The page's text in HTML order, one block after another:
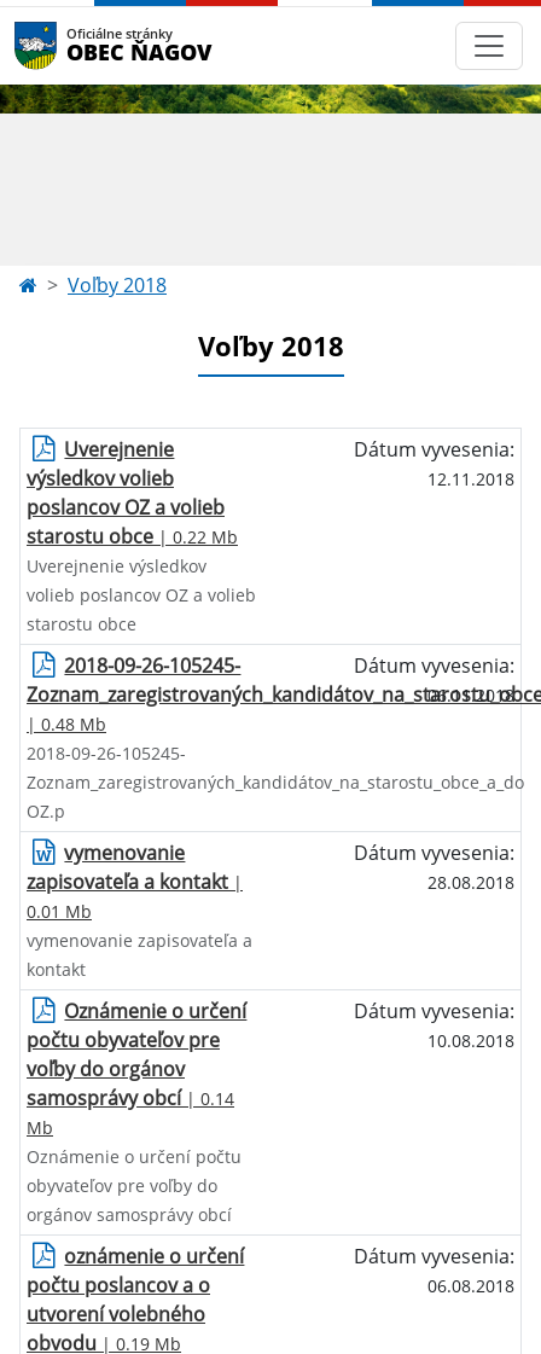
Oficiálne stránky
OBEC ŇAGOV
Voľby 2018
Voľby 2018
Uverejnenie
výsledkov volieb
poslancov OZ a volieb
starostu obce | 0.22 Mb
Dátum vyvesenia:
12.11.2018
Uverejnenie výsledkov
volieb poslancov OZ a volieb
starostu obce
2018-09-26-105245-
| 0.48 Mb
Dátum vyvesenia:
06.11.2018
2018-09-26-105245-
Zoznam_zaregistrovaných_kandidátov_na_starostu_obce_a_do
OZ.p
vymenovanie
zapisovateľa a kontakt |
0.01 Mb
Dátum vyvesenia:
28.08.2018
vymenovanie zapisovateľa a
kontakt
Oznámenie o určení
počtu obyvateľov pre
voľby do orgánov
samosprávy obcí| 0.14
Mb
Dátum vyvesenia:
10.08.2018
Oznámenie o určení počtu
obyvateľov pre voľby do
orgánov samosprávy obcí
oznámenie o určení
počtu poslancov a o
utvorení volebného
obvodu | 0.19 Mb
Dátum vyvesenia:
06.08.2018